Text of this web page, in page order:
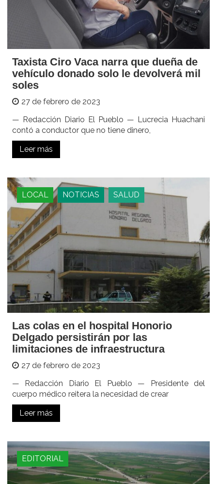
Taxista Ciro Vaca narra que dueña de
vehículo donado solo le devolverá mil
soles
27 de febrero de 2023
— Redacción Diario El Pueblo — Lucrecia Huachani
contó a conductor que no tiene dinero,
Leer más
LOCAL NOTICIAS SALUD
Las colas en el hospital Honorio
Delgado persistirán por las
limitaciones de infraestructura
27 de febrero de 2023
— Redacción Diario El Pueblo — Presidente del
cuerpo médico reitera la necesidad de crear
Leer más
EDITORIAL